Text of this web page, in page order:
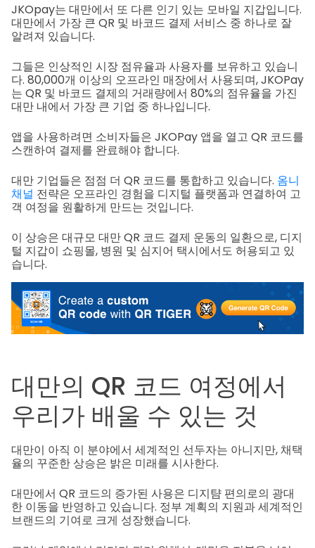
JKOpay는 대만에서 또 다른 인기 있는 모바일 지갑입니다.
대만에서 가장 큰 QR 및 바코드 결제 서비스 중 하나로 잘
알려져 있습니다.
그들은 인상적인 시장 점유율과 사용자를 보유하고 있습니
다. 80,000개 이상의 오프라인 매장에서 사용되며, JKOPay
는 QR 및 바코드 결제의 거래량에서 80%의 점유율을 가진
대만 내에서 가장 큰 기업 중 하나입니다.
앱을 사용하려면 소비자들은 JKOPay 앱을 열고 QR 코드를
스캔하여 결제를 완료해야 합니다.
대만 기업들은 점점 더 QR 코드를 통합하고 있습니다. 옴니
채널 전략은 오프라인 경험을 디지털 플랫폼과 연결하여 고
객 여정을 원활하게 만드는 것입니다.
이 상승은 대규모 대만 QR 코드 결제 운동의 일환으로, 디지
털 지갑이 쇼핑몰, 병원 및 심지어 택시에서도 허용되고 있
습니다.
대만의 QR 코드 여정에서
우리가 배울 수 있는 것
대만이 아직 이 분야에서 세계적인 선두자는 아니지만, 채택
율의 꾸준한 상승은 밝은 미래를 시사한다.
대만에서 QR 코드의 증가된 사용은 디지턈 편의로의 광대
한 이동을 반영하고 있습니다. 정부 계획의 지원과 세계적인
브랜드의 기여로 크게 성장했습니다.